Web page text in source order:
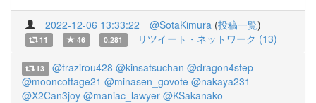
2022-12-06 13:33:22 @SotaKimura (投稿一覧)
11 46 0.281 リツイート・ネットワーク (13)
13 @trazirou428 @kinsatsuchan @dragon4step
@mooncottage21 @minasen_govote @nakaya231
@X2Can3joy @maniac_lawyer @KSakanako